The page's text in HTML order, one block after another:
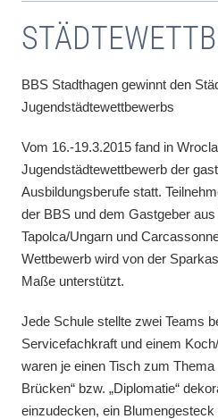
BBS Stadthagen gewinnt den
Jugendstädtewettbewerbs
Vom 16.-19.3.2015 fand in
Jugendstädtewettbewerb der
Ausbildungsberufe statt.
der BBS und dem Gastgeber
Tapolca/Ungarn und
Wettbewerb wird von der
Maße unterstützt.
Jede Schule stellte zwei Teams
Servicefachkraft und einem
waren je einen Tisch zum
Brücken“ bzw. „Diplomatie“
einzudecken, ein